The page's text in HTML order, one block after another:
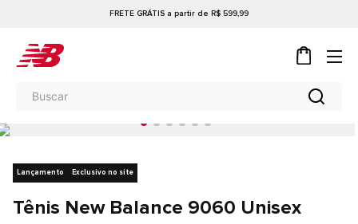
FRETE GRÁTIS a partir de R$ 599,99
Lançamento Exclusivo no site
Tênis New Balance 9060 Unisex